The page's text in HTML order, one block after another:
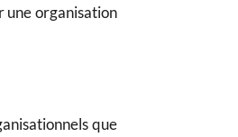
une organisation
que